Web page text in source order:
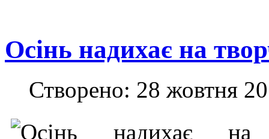
Осінь надихає на
Створено: 28 жовтня